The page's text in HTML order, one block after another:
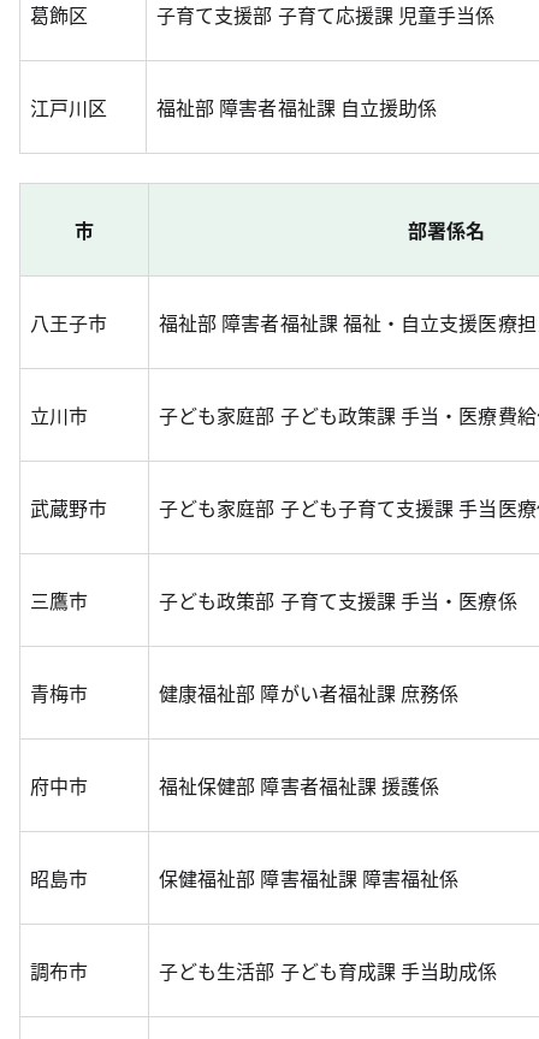
葛飾区 子育て支援部 子育て応援課 児童手当係
江戸川区 福祉部 障害者福祉課 自立援助係
市 部署係名
八王子市 福祉部 障害者福祉課 福祉・自立支援医療
立川市 子ども家庭部 子ども政策課 手当・医療費
武蔵野市 子ども家庭部 子ども子育て支援課 手当医
三鷹市 子ども政策部 子育て支援課 手当・医療係
青梅市 健康福祉部 障がい者福祉課 庶務係
府中市 福祉保健部 障害者福祉課 援護係
昭島市 保健福祉部 障害福祉課 障害福祉係
調布市 子ども生活部 子ども育成課 手当助成係